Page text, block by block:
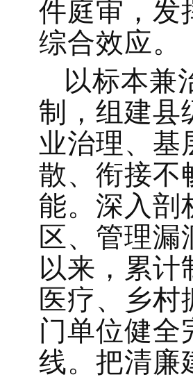
件庭审，发
综合效应。
以标本兼
制，组建县
业治理、基
散、衔接不
能。深入剖
区、管理漏
以来，累计
医疗、乡村
门单位健全
线。把清廉